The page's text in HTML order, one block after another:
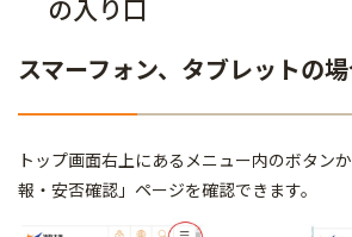
の入り口
スマーフォン、タブレットの
トップ画面右上にあるメニュー内のボタン
報・安否確認」ページを確認できます。